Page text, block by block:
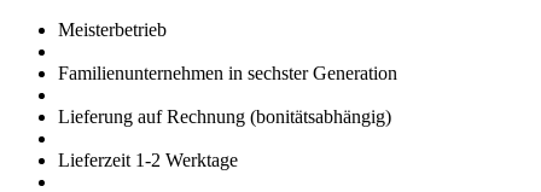
Meister­betrieb
Familien­unter­nehmen in sechster Gene­ration
Lieferung auf Rech­nung (bonitätsabhängig)
Liefer­zeit 1-2 Werk­tage